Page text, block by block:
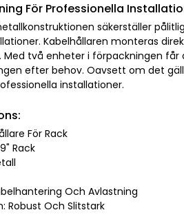
För Professionella
säkerställer
Kabelhållaren monteras
Med två enheter i förpackningen
efter behov. Oavsett om det
installationer.
För Rack
Rack
Och Avlastning
Robust Och Slitstark